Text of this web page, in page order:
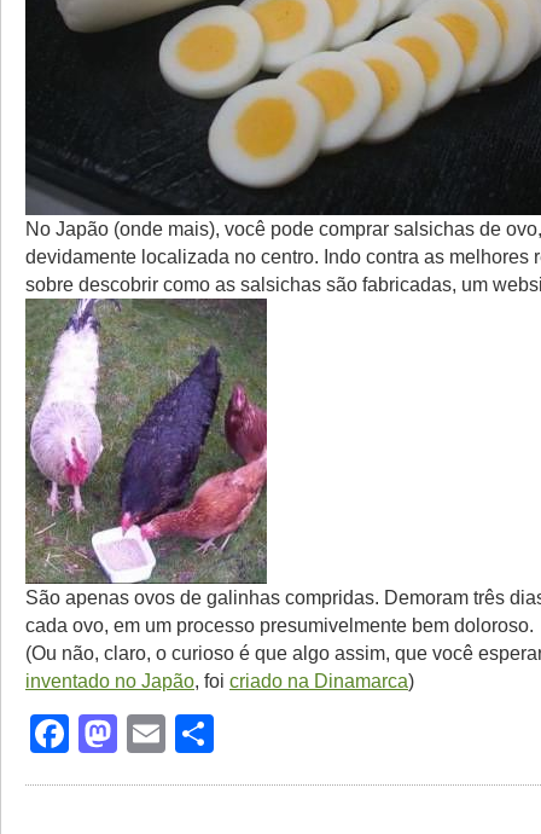
No Japão (onde mais), você pode comprar salsichas de
devidamente localizada no centro. Indo contra as melhores
sobre descobrir como as salsichas são fabricadas, um
São apenas ovos de galinhas compridas. Demoram três
cada ovo, em um processo presumivelmente bem doloroso.
(Ou não, claro, o curioso é que algo assim, que você
inventado no Japão, foi criado na Dinamarca)
Facebook
Mastodon
Email